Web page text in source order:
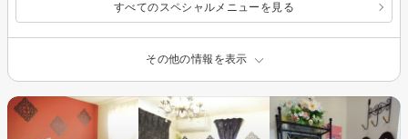
すべてのスペシャルメニューを見る
その他の情報を表示